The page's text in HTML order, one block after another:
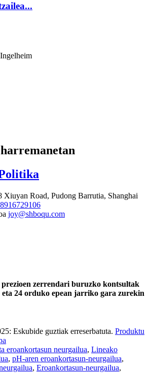
Xiuyan Road, Pudong Barrutia, Shanghai
joy@shboqu.com
zerrendari buruzko kontsultak
eta 24 orduko epean jarriko gara zurekin
Eskubide guztiak erreserbatuta. Produktu
eroankortasun neurgailua, Lineako
, pH-aren eroankortasun-neurgailua,
, Eroankortasun-neurgailua,